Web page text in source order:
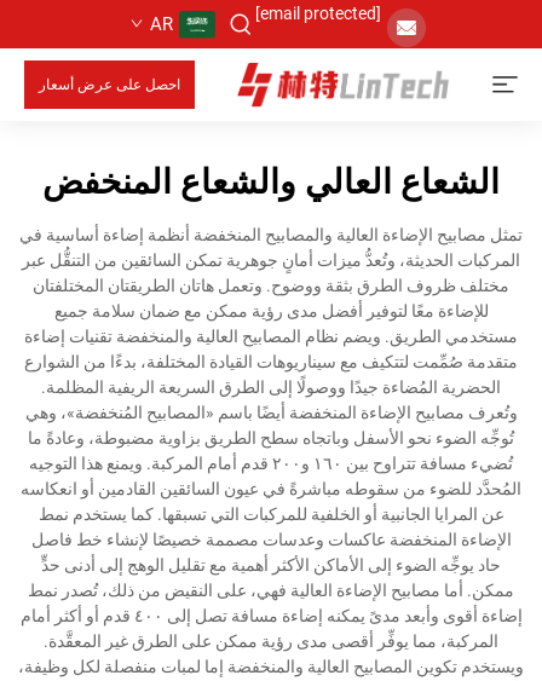
[email protected]
AR
احصل على عرض أسعار
الشعاع العالي والشعاع المنخفض
تمثل مصابيح الإضاءة العالية والمصابيح المنخفضة أنظمة إضاءة أساسية في
المركبات الحديثة، وتُعدُّ ميزات أمانٍ جوهرية تمكن السائقين من التنقُّل عبر
مختلف ظروف الطرق بثقة ووضوح. وتعمل هاتان الطريقتان المختلفتان
للإضاءة معًا لتوفير أفضل مدى رؤية ممكن مع ضمان سلامة جميع
مستخدمي الطريق. ويضم نظام المصابيح العالية والمنخفضة تقنيات إضاءة
متقدمة صُمِّمت لتتكيف مع سيناريوهات القيادة المختلفة، بدءًا من الشوارع
الحضرية المُضاءة جيدًا ووصولًا إلى الطرق السريعة الريفية المظلمة.
وتُعرف مصابيح الإضاءة المنخفضة أيضًا باسم «المصابيح المُنخفضة»، وهي
تُوجِّه الضوء نحو الأسفل وباتجاه سطح الطريق بزاوية مضبوطة، وعادةً ما
تُضيء مسافة تتراوح بين ١٦٠ و٢٠٠ قدم أمام المركبة. ويمنع هذا التوجيه
المُحدَّد للضوء من سقوطه مباشرةً في عيون السائقين القادمين أو انعكاسه
عن المرايا الجانبية أو الخلفية للمركبات التي تسبقها. كما يستخدم نمط
الإضاءة المنخفضة عاكسات وعدسات مصممة خصيصًا لإنشاء خط فاصل
حاد يوجِّه الضوء إلى الأماكن الأكثر أهمية مع تقليل الوهج إلى أدنى حدٍّ
ممكن. أما مصابيح الإضاءة العالية فهي، على النقيض من ذلك، تُصدر نمط
إضاءة أقوى وأبعد مدىً يمكنه إضاءة مسافة تصل إلى ٤٠٠ قدم أو أكثر أمام
المركبة، مما يوفِّر أقصى مدى رؤية ممكن على الطرق غير المعقَّدة.
ويستخدم تكوين المصابيح العالية والمنخفضة إما لمبات منفصلة لكل وظيفة،